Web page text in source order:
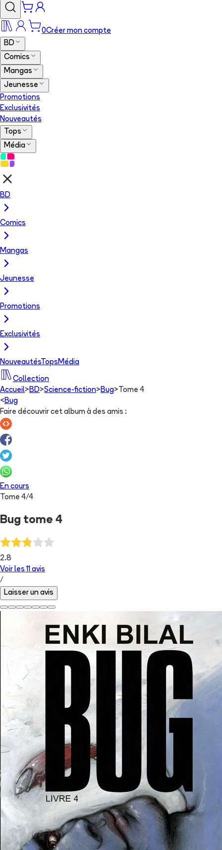
0Créer mon compte
BD
Comics
Mangas
Jeunesse
Promotions
Exclusivités
Nouveautés
Tops
Média
BD
Comics
Mangas
Jeunesse
Promotions
Exclusivités
NouveautésTops Média
Collection
Accueil> BD>Science-fiction> Bug> Tome 4
< Bug
Faire découvrir cet album à des amis :
En cours
Tome 4/4
Bug tome 4
2.8
Voir les 11 avis
/
Laisser un avis